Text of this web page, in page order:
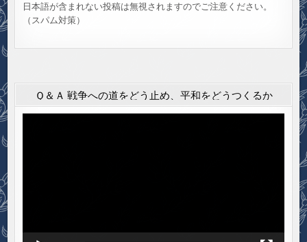
日本語が含まれない投稿は無視されますのでご注意ください。
（スパム対策）
Ｑ＆Ａ 戦争への道をどう止め、平和をどうつくるか